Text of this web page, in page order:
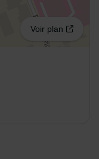
Voir plan